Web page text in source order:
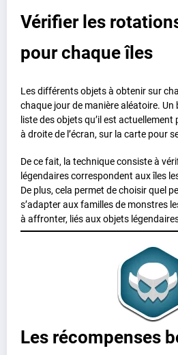
Vérifier les
pour chaque îles
Les différents objets à obtenir sur
chaque jour de manière aléatoire.
liste des objets qu’il est actuellement
à droite de l’écran, sur la carte pour
De ce fait, la technique consiste à
légendaires correspondent aux îles
De plus, cela permet de choisir quel
s’adapter aux familles de monstres
à affronter, liés aux objets
Les récompenses